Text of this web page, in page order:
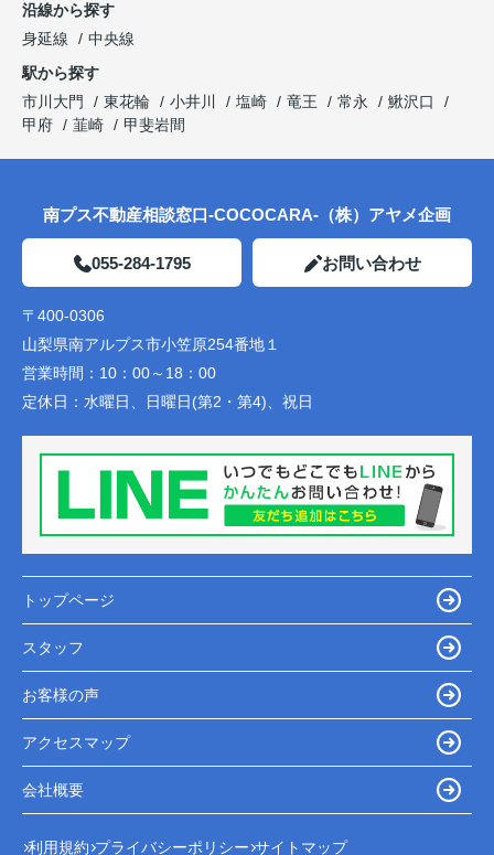
沿線から探す
身延線
中央線
駅から探す
市川大門
東花輪 小井川 塩崎 竜王 常永
鰍沢口
甲府
韮崎 甲斐岩間
南プス不動産相談窓口-COCOCARA-（株）アヤメ企画
055-284-1795 お問い合わせ
〒400-0306
山梨県南アルプス市小笠原254番地１
営業時間： 10：00～18：00
定休日： 水曜日、日曜日(第2・第4)、祝日
トップページ
スタッフ
お客様の声
アクセスマップ
会社概要
利用規約 プライバシーポリシー サイトマップ